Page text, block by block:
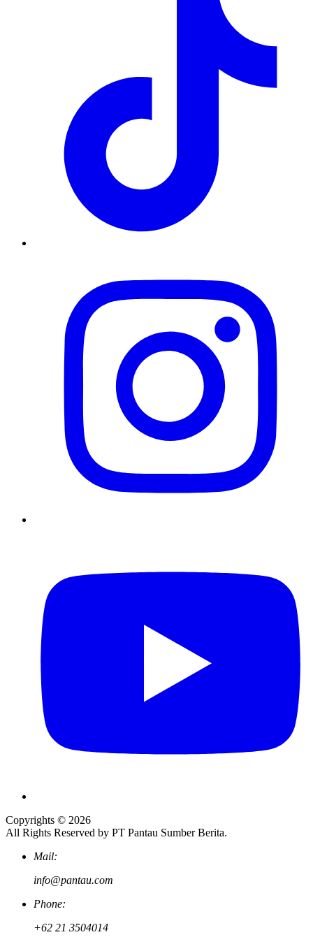
Copyrights © 2026
All Rights Reserved by PT Pantau Sumber Berita.
Mail:
info@pantau.com
Phone:
+62 21 3504014